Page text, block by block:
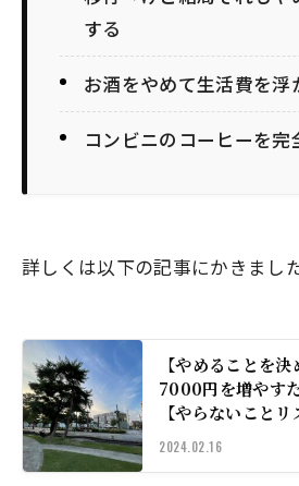
する
お酒をやめて生活費を浮
コンビニのコーヒーを完
詳しくは以下の記事にかきました
【やめることを
7000円を増やす
【やらないことリ
2024.02.16